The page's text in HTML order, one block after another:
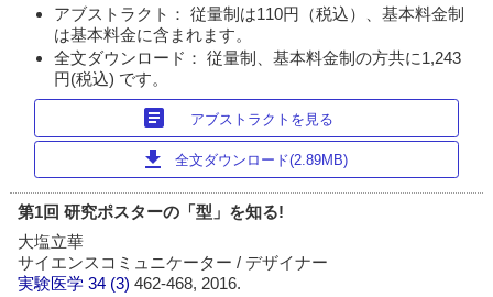
アブストラクト： 従量制は110円（税込）、基本料金制
は基本料金に含まれます。
全文ダウンロード： 従量制、基本料金制の方共に1,243
円(税込) です。
article アブストラクトを見る
download 全文ダウンロード(2.89MB)
第1回 研究ポスターの「型」を知る!
大塩立華
サイエンスコミュニケーター / デザイナー
実験医学 34 (3)462-468, 2016.